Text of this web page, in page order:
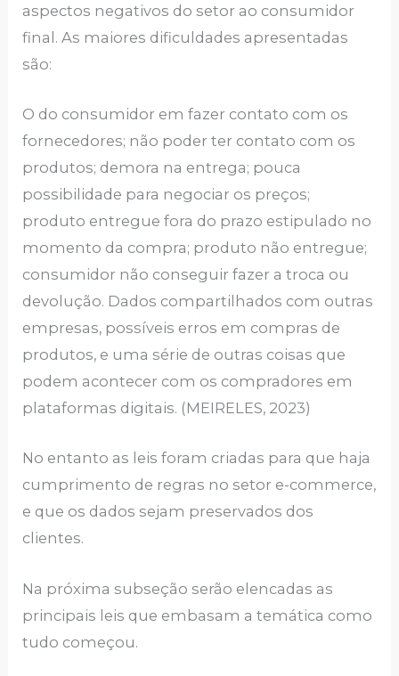
aspectos negativos do setor ao consumidor
final. As maiores dificuldades apresentadas
são:
O do consumidor em fazer contato com os
fornecedores; não poder ter contato com os
produtos; demora na entrega; pouca
possibilidade para negociar os preços;
produto entregue fora do prazo estipulado no
momento da compra; produto não entregue;
consumidor não conseguir fazer a troca ou
devolução. Dados compartilhados com outras
empresas, possíveis erros em compras de
produtos, e uma série de outras coisas que
podem acontecer com os compradores em
plataformas digitais. (MEIRELES, 2023)
No entanto as leis foram criadas para que haja
cumprimento de regras no setor e-commerce,
e que os dados sejam preservados dos
clientes.
Na próxima subseção serão elencadas as
principais leis que embasam a temática como
tudo começou.